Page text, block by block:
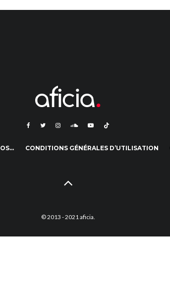
CONDITIONS GÉNÉRALES D’UTILISATION
© 2013 - 2021 aficia.